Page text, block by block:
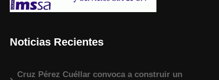
Noticias Recientes
Cruz Pérez Cuéllar convoca a construir un